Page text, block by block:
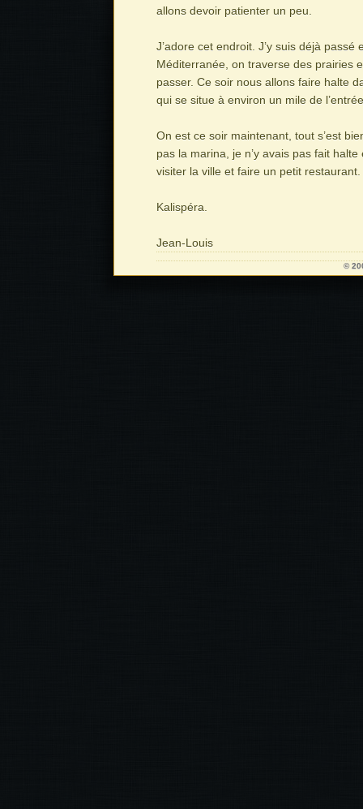
allons devoir patienter un peu.
J’adore cet endroit. J’y suis déjà
Méditerranée, on traverse des prairies
passer. Ce soir nous allons faire halte
qui se situe à environ un mile de
On est ce soir maintenant, tout s’est
pas la marina, je n’y avais pas fait
visiter la ville et faire un petit restaurant.
Kalispéra.
Jean-Louis
©